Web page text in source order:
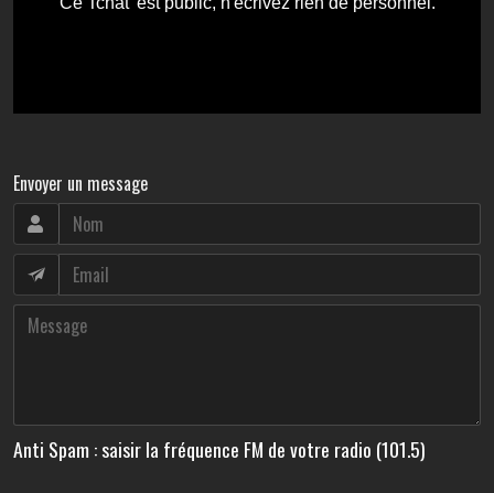
Envoyer un message
Anti Spam : saisir la fréquence FM de votre radio (101.5)